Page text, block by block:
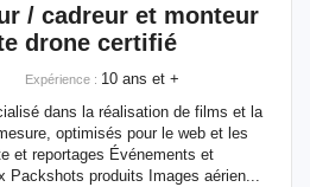
/ cadreur et monteur
drone certifié
Expérience : 10 ans et +
dans la réalisation de films et la
optimisés pour le web et les
et reportages Événements et
Packshots produits Images aérien...